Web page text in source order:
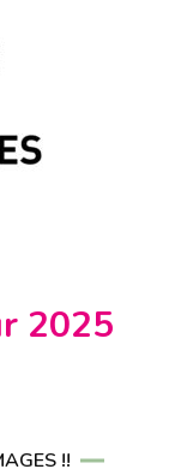
2025
!!